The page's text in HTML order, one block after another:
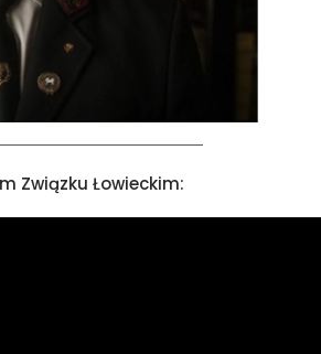
Związku Łowieckim: